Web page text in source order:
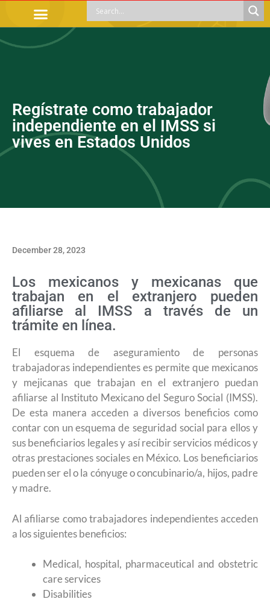
Regístrate como trabajador
independiente en el IMSS si
vives en Estados Unidos
December 28, 2023
Los mexicanos y mexicanas que
trabajan en el extranjero pueden
afiliarse al IMSS a través de un
trámite en línea.
El esquema de aseguramiento de personas
trabajadoras independientes es permite que mexicanos
y mejicanas que trabajan en el extranjero puedan
afiliarse al Instituto Mexicano del Seguro Social (IMSS).
De esta manera acceden a diversos beneficios como
contar con un esquema de seguridad social para ellos y
sus beneficiarios legales y así recibir servicios médicos y
otras prestaciones sociales en México. Los beneficiarios
pueden ser el o la cónyuge o concubinario/a, hijos, padre
y madre.
Al afiliarse como trabajadores independientes acceden
a los siguientes beneficios:
Medical, hospital, pharmaceutical and obstetric
care services
Disabilities